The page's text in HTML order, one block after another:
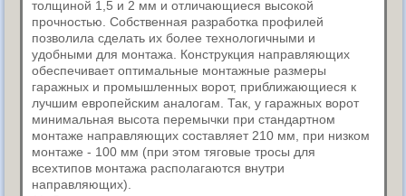
толщиной 1,5 и 2 мм и отличающиеся высокой
прочностью. Собственная разработка профилей
позволила сделать их более технологичными и
удобными для монтажа. Конструкция направляющих
обеспечивает оптимальные монтажные размеры
гаражных и промышленных ворот, приближающиеся к
лучшим европейским аналогам. Так, у гаражных ворот
минимальная высота перемычки при стандартном
монтаже направляющих составляет 210 мм, при низком
монтаже - 100 мм (при этом тяговые тросы для
всехтипов монтажа располагаются внутри
направляющих).